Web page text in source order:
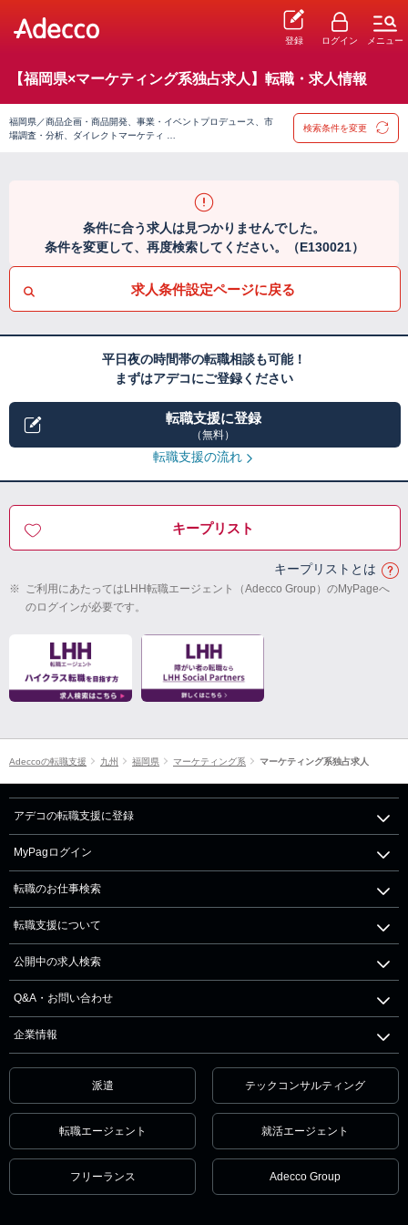
登録 ログイン メニュー
【福岡県×マーケティング系独占求人】転職・求人情報
福岡県／商品企画・商品開発、事業・イベントプロデュース、市
場調査・分析、ダイレクトマーケティ …
検索条件を変更
条件に合う求人は見つかりませんでした。
条件を変更して、再度検索してください。（E130021）
求人条件設定ページに戻る
平日夜の時間帯の転職相談も可能！
まずはアデコにご登録ください
転職支援に登録
（無料）
転職支援の流れ
キープリスト
キープリストとは
※ ご利用にあたってはLHH転職エージェント（Adecco Group）のMyPageへ
のログインが必要です。
Adeccoの転職支援 九州 福岡県 マーケティング系 マーケティング系独占求人
アデコの転職支援に登録
MyPagログイン
転職のお仕事検索
転職支援について
公開中の求人検索
Q&A・お問い合わせ
企業情報
派遣 テックコンサルティング
転職エージェント 就活エージェント
フリーランス Adecco Group